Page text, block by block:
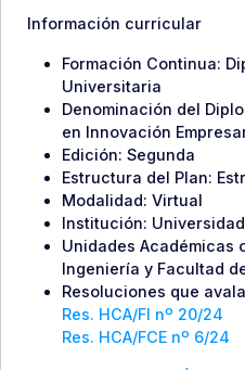
Información curricular
Formación Continua:
Universitaria
Denominación del
en Innovación
Edición: Segunda
Estructura del Plan:
Modalidad: Virtual
Institución:
Unidades Académicas
Ingeniería y Facultad
Resoluciones que
Res. HCA/FI nº 20/24
Res. HCA/FCE nº 6/24